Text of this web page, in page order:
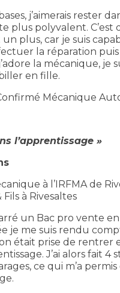
j’aimerais rester
plus polyvalent. C’est
plus, car je suis
la réparation
la mécanique, je
en fille.
Mécanique
l’apprentissage »
à l’IRFMA de
à Rivesaltes
un Bac pro vente
je me suis rendu
était prise de rentrer
J’ai alors fait 4
ce qui m’a